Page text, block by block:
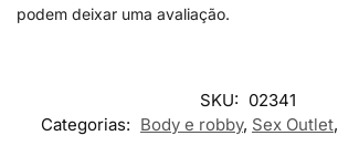
podem deixar uma avaliação.
SKU: 02341
Categorias: Body e robby, Sex Outlet,